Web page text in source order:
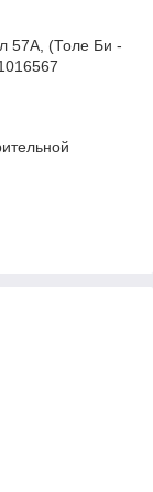
57А, (Толе Би -